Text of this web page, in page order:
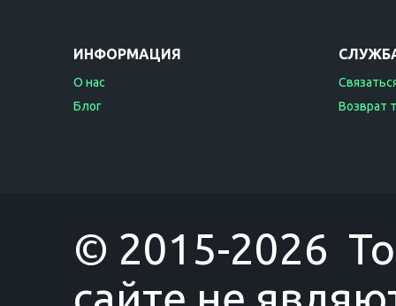
ИНФОРМАЦИЯ
О нас
Блог
Возврат
© 2015-2026